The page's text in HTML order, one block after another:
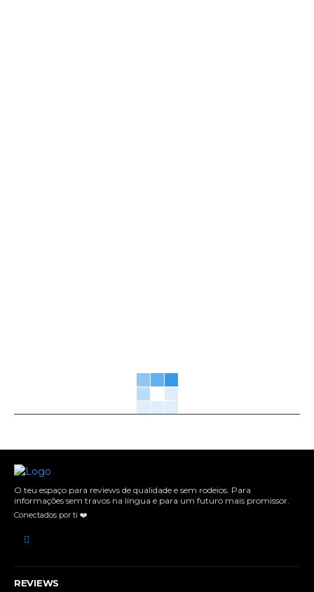
O teu espaço para reviews de qualidade e sem rodeios. Para
informações sem travos na língua e para um futuro mais promissor.
Conectados por ti ❤️
REVIEWS